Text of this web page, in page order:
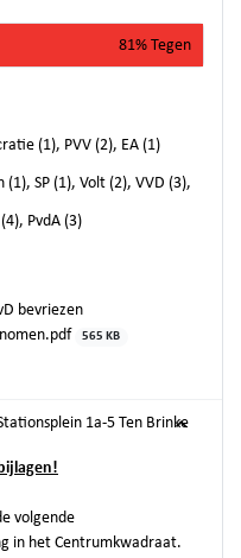
81% Tegen
(1), PVV (2), EA (1)
SP (1), Volt (2), VVD (3),
PvdA (3)
bevriezen
565 KB
1a-5 Ten Brinke
volgende
in het Centrumkwadraat.